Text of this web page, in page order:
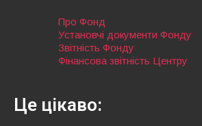
Про Фонд
Установчі документи Фонду
Звітність Фонду
Фінансова звітність Центру
Це цікаво: